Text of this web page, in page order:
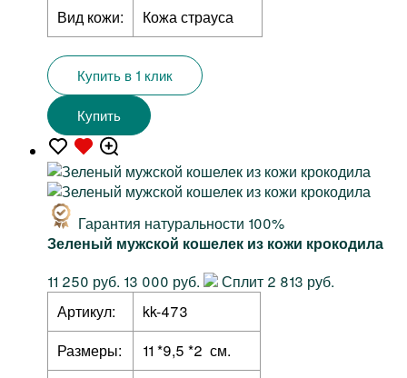
Вид кожи:
Кожа страуса
Купить в 1 клик
Купить
Гарантия натуральности 100%
Зеленый мужской кошелек из кожи крокодила
11 250 руб. 13 000 руб.
Сплит 2 813 руб.
Артикул:
kk-473
Размеры:
11 *9,5 *2 см.